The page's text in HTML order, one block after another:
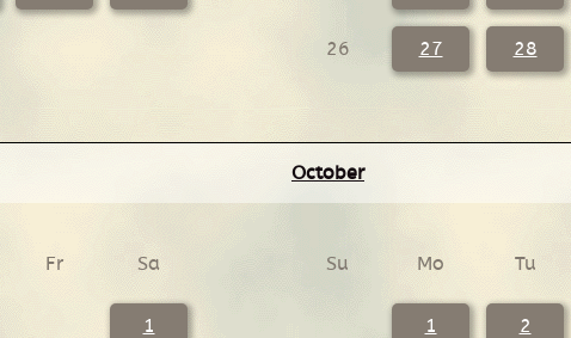
26 27 28
Fr Sa
1
October
Su Mo Tu
1 2